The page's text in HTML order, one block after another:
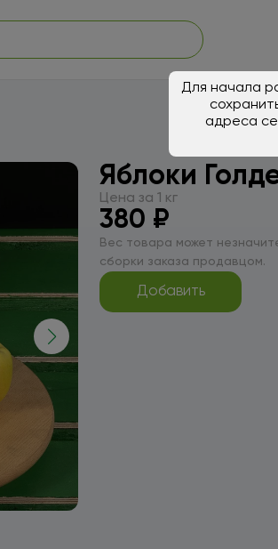
Для начала
адреса
Яблоки
Цена за 1 кг
380 ₽
Вес товара может
сборки заказа продавцом.
Добавить